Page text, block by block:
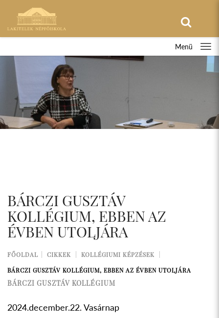
Menü
BÁRCZI GUSZTÁV
KOLLÉGIUM, EBBEN AZ
ÉVBEN UTOLJÁRA
FŐOLDAL CIKKEK
KOLLÉGIUMI KÉPZÉSEK
BÁRCZI GUSZTÁV KOLLÉGIUM, EBBEN AZ ÉVBEN UTOLJÁRA
BÁRCZI GUSZTÁV KOLLÉGIUM
2024.december.22. Vasárnap